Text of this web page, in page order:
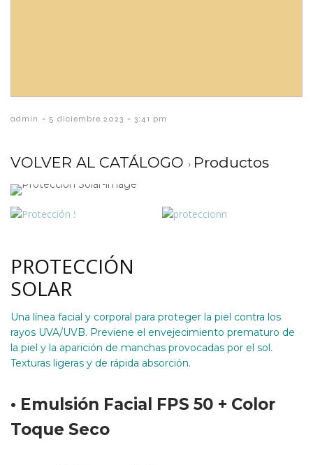
admin - 5 diciembre 2023 - 3:41 pm
VOLVER AL CATÁLOGO Productos
PROTECCIÓN
SOLAR
Una línea facial y corporal para proteger la piel contra los
rayos UVA/UVB. Previene el envejecimiento prematuro de
la piel y la aparición de manchas provocadas por el sol.
Texturas ligeras y de rápida absorción.
• Emulsión Facial FPS 50 + Color
Toque Seco